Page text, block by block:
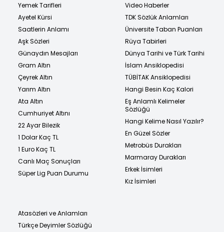
Yemek Tarifleri
Ayetel Kürsi
Saatlerin Anlamı
Aşk Sözleri
Günaydın Mesajları
Gram Altın
Çeyrek Altın
Yarım Altın
Ata Altın
Cumhuriyet Altını
22 Ayar Bilezik
1 Dolar Kaç TL
1 Euro Kaç TL
Canlı Maç Sonuçları
Süper Lig Puan Durumu
Video Haberler
TDK Sözlük Anlamları
Üniversite Taban Puanları
Rüya Tabirleri
Dünya Tarihi ve Türk Tarihi
İslam Ansiklopedisi
TÜBİTAK Ansiklopedisi
Hangi Besin Kaç Kalori
Eş Anlamlı Kelimeler
Sözlüğü
Hangi Kelime Nasıl Yazılır?
En Güzel Sözler
Metrobüs Durakları
Marmaray Durakları
Erkek İsimleri
Kız İsimleri
Atasözleri ve Anlamları
Türkçe Deyimler Sözlüğü